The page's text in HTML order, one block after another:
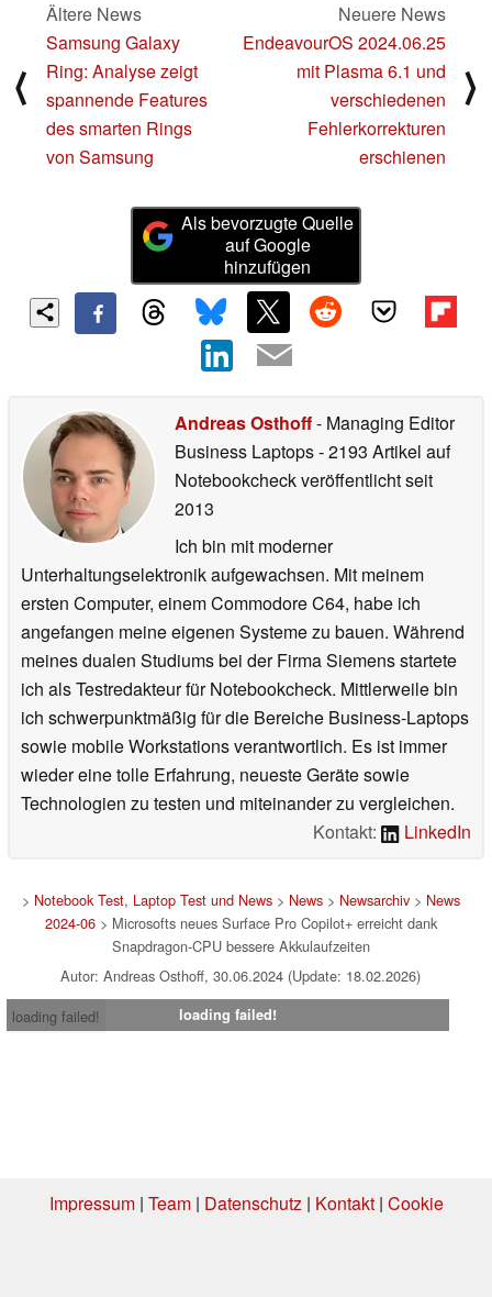
⟨
Ältere News
Samsung Galaxy
Ring: Analyse zeigt
spannende Features
des smarten Rings
von Samsung
Neuere News
EndeavourOS 2024.06.25
mit Plasma 6.1 und
verschiedenen
Fehlerkorrekturen
erschienen
⟩
Als bevorzugte Quelle
auf Google
hinzufügen
Andreas Osthoff- Managing Editor
Business Laptops- 2193 Artikel auf
Notebookcheck veröffentlichtseit
2013
Ich bin mit moderner
Unterhaltungselektronik aufgewachsen. Mit meinem
ersten Computer, einem Commodore C64, habe ich
angefangen meine eigenen Systeme zu bauen. Während
meines dualen Studiums bei der Firma Siemens startete
ich als Testredakteur für Notebookcheck. Mittlerweile bin
ich schwerpunktmäßig für die Bereiche Business-Laptops
sowie mobile Workstations verantwortlich. Es ist immer
wieder eine tolle Erfahrung, neueste Geräte sowie
Technologien zu testen und miteinander zu vergleichen.
Kontakt:
LinkedIn
> Notebook Test, Laptop Test und News> News> Newsarchiv> News
2024-06> Microsofts neues Surface Pro Copilot+ erreicht dank
Snapdragon-CPU bessere Akkulaufzeiten
Autor: Andreas Osthoff, 30.06.2024 (Update: 18.02.2026)
loading failed!
loading failed!
Impressum| Team| Datenschutz| Kontakt| Cookie